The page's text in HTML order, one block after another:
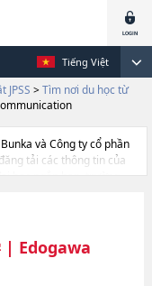
Tiếng Việt
> Tìm nơi du học từ
và Công ty cổ phần
tải các thông tin của
học ngắn hạn, trường
học, thông tin liên
trúng tuyển, cở sở
| Edogawa